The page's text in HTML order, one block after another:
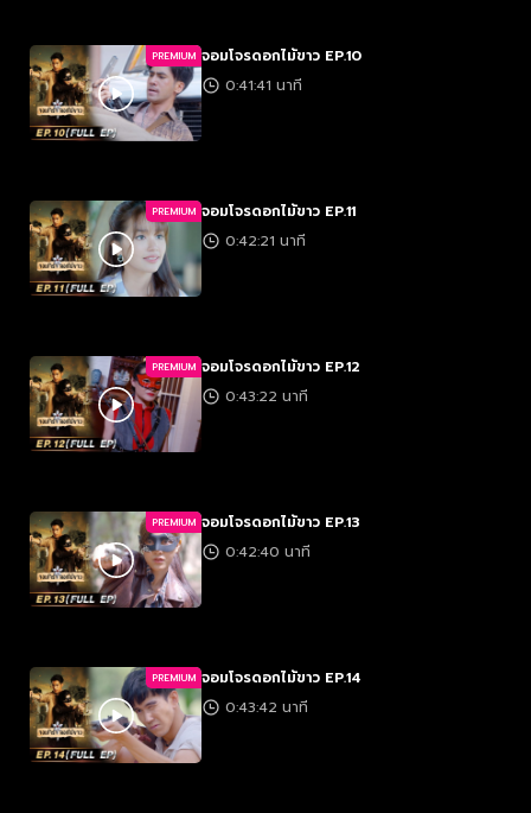
PREMIUM จอมโจรดอกไม้ขาว EP.10
0:41:41 นาที
PREMIUM จอมโจรดอกไม้ขาว EP.11
0:42:21 นาที
PREMIUM จอมโจรดอกไม้ขาว EP.12
0:43:22 นาที
PREMIUM จอมโจรดอกไม้ขาว EP.13
0:42:40 นาที
PREMIUM จอมโจรดอกไม้ขาว EP.14
0:43:42 นาที